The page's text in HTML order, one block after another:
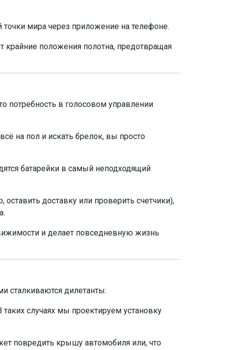
мира через приложение на телефоне.
положения полотна, предотвращая
потребность в голосовом управлении
на пол и искать брелок, вы просто
батарейки в самый неподходящий
доставку или проверить счетчики),
и делает повседневную жизнь
сталкиваются дилетанты:
таких случаях мы проектируем установку
повредить крышу автомобиля или, что